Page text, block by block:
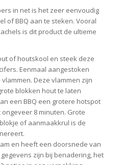
in net is het zeer eenvoudig
of BBQ aan te steken. Vooral
is dit product de ultieme
of houtskool en steek deze
Eenmaal aangestoken
Deze vlammen zijn
blokken hout te laten
een BBQ een grotere hotspot
8 minuten. Grote
of aanmaakkrul is de
en heeft een doorsnede van
zijn bij benadering, het